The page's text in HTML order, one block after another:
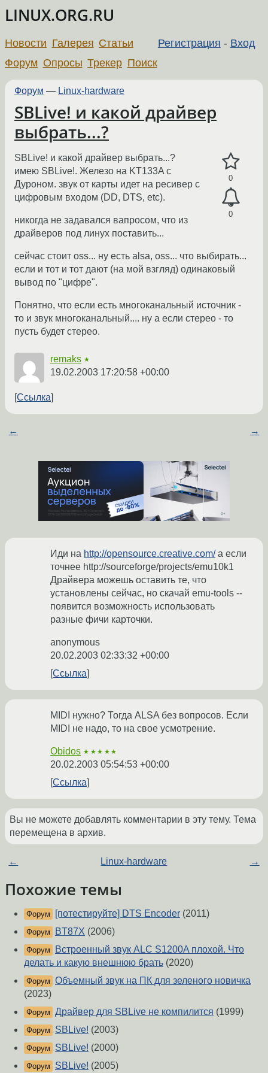
LINUX.ORG.RU
Регистрация - Вход
Новости Галерея Статьи
Форум Опросы Трекер Поиск
Форум — Linux-hardware
SBLive! и какой драйвер
выбрать...?
0
0
SBLive! и какой драйвер выбрать...?
имею SBLive!. Железо на KT133A с
Дуроном. звук от карты идет на ресивер с
цифровым входом (DD, DTS, etc).
никогда не задавался вапросом, что из
драйверов под линух поставить...
сейчас стоит oss... ну есть alsa, oss... что выбирать...
если и тот и тот дают (на мой взгляд) одинаковый
вывод по "цифре".
Понятно, что если есть многоканальный источник -
то и звук многоканальный.... ну а если стерео - то
пусть будет стерео.
remaks ★
19.02.2003 17:20:58 +00:00
Ссылка
← →
Иди на http://opensource.creative.com/а если
точнее http://sourceforge/projects/emu10k1
Драйвера можешь оставить те, что
установлены сейчас, но скачай emu-tools --
появится возможность использовать
разные фичи карточки.
anonymous
20.02.2003 02:33:32 +00:00
Ссылка
MIDI нужно? Тогда ALSA без вопросов. Если
MIDI не надо, то на свое усмотрение.
Obidos ★★★★★
20.02.2003 05:54:53 +00:00
Ссылка
Вы не можете добавлять комментарии в эту тему. Тема
перемещена в архив.
← Linux-hardware →
Похожие темы
Форум [потестируйте] DTS Encoder (2011)
Форум BT87X (2006)
Форум
Встроенный звук ALC S1200A плохой. Что
делать и какую внешнюю брать (2020)
Форум Объемный звук на ПК для зеленого новичка
(2023)
Форум Драйвер для SBLive не компилится (1999)
Форум SBLive! (2003)
Форум SBLive! (2000)
Форум SBLive! (2005)